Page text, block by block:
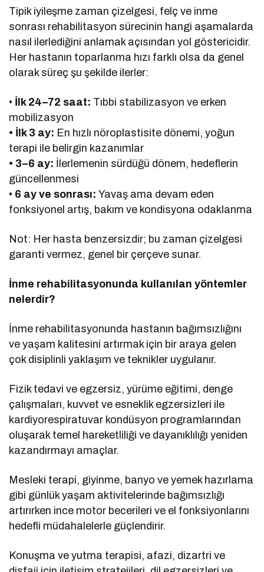
Tipik iyileşme zaman çizelgesi, felç ve inme
sonrası rehabilitasyon sürecinin hangi aşamalarda
nasıl ilerlediğini anlamak açısından yol göstericidir.
Her hastanın toparlanma hızı farklı olsa da genel
olarak süreç şu şekilde ilerler:
• İlk 24–72 saat: Tıbbi stabilizasyon ve erken
mobilizasyon
• İlk 3 ay: En hızlı nöroplastisite dönemi, yoğun
terapi ile belirgin kazanımlar
• 3–6 ay: İlerlemenin sürdüğü dönem, hedeflerin
güncellenmesi
• 6 ay ve sonrası: Yavaş ama devam eden
fonksiyonel artış, bakım ve kondisyona odaklanma
Not: Her hasta benzersizdir; bu zaman çizelgesi
garanti vermez, genel bir çerçeve sunar.
İnme rehabilitasyonunda kullanılan yöntemler
nelerdir?
İnme rehabilitasyonunda hastanın bağımsızlığını
ve yaşam kalitesini artırmak için bir araya gelen
çok disiplinli yaklaşım ve teknikler uygulanır.
Fizik tedavi ve egzersiz, yürüme eğitimi, denge
çalışmaları, kuvvet ve esneklik egzersizleri ile
kardiyorespiratuvar kondüsyon programlarından
oluşarak temel hareketliliği ve dayanıklılığı yeniden
kazandırmayı amaçlar.
Mesleki terapi, giyinme, banyo ve yemek hazırlama
gibi günlük yaşam aktivitelerinde bağımsızlığı
artırırken ince motor becerileri ve el fonksiyonlarını
hedefli müdahalelerle güçlendirir.
Konuşma ve yutma terapisi, afazi, dizartri ve